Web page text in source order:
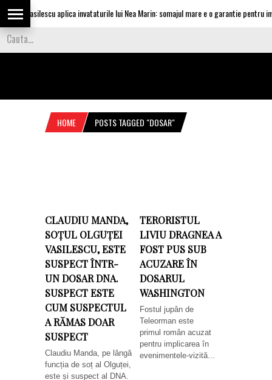
Vasilescu aplica invataturile lui Nea Marin: somajul mare e o garantie pentru
HOME POSTS TAGGED "DOSAR"
CLAUDIU MANDA,
SOȚUL OLGUȚEI
VASILESCU, ESTE
SUSPECT ÎNTR-
UN DOSAR DNA.
SUSPECT ESTE
CUM SUSPECTUL
A RĂMAS DOAR
SUSPECT
Claudiu Manda, pe lângă
funcția de soț al Olguței,
este și suspect al DNA.
TERORISTUL
LIVIU DRAGNEA A
FOST PUS SUB
ACUZARE ÎN
DOSARUL
WASHINGTON
Fostul jupân de
Teleorman este
primul român acuzat
pentru implicarea în
evenimentele-vizită...